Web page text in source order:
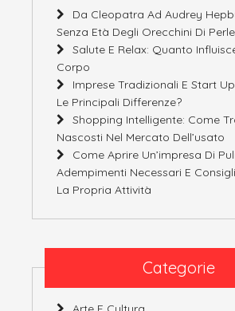
Da Cleopatra Ad Audrey
Senza Età Degli Orecchini Di Perle
Salute E Relax: Quanto
Corpo
Imprese Tradizionali E Start
Le Principali Differenze?
Shopping Intelligente: Come
Nascosti Nel Mercato Dell’usato
Come Aprire Un’impresa Di
Adempimenti Necessari E
La Propria Attività
Categorie